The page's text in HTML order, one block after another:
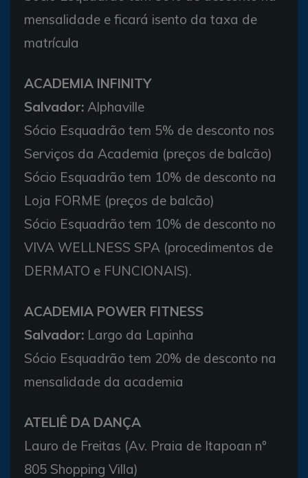
mensalidade e ficará isento da taxa de
matrícula
ACADEMIA INFINITY
Salvador: Alphaville
Sócio Esquadrão tem 5% de desconto nos
Serviços da Academia (preços de balcão)
Sócio Esquadrão tem 10% de desconto na
Loja FORME (preços de balcão)
Sócio Esquadrão tem 10% de desconto no
VIVA WELLNESS SPA (procedimentos de
DERMATO e FUNCIONAIS).
ACADEMIA POWER FITNESS
Salvador: Largo da Lapinha
Sócio Esquadrão tem 20% de desconto na
mensalidade da academia
ATELIÊ DA DANÇA
Lauro de Freitas (Av. Praia de Itapoan nº
805 Shopping Villa)